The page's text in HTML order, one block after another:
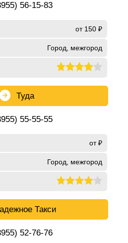
56-15-83
от 150 ₽
Город, межгород
Туда
55-55-55
от ₽
Город, межгород
Такси
52-76-76